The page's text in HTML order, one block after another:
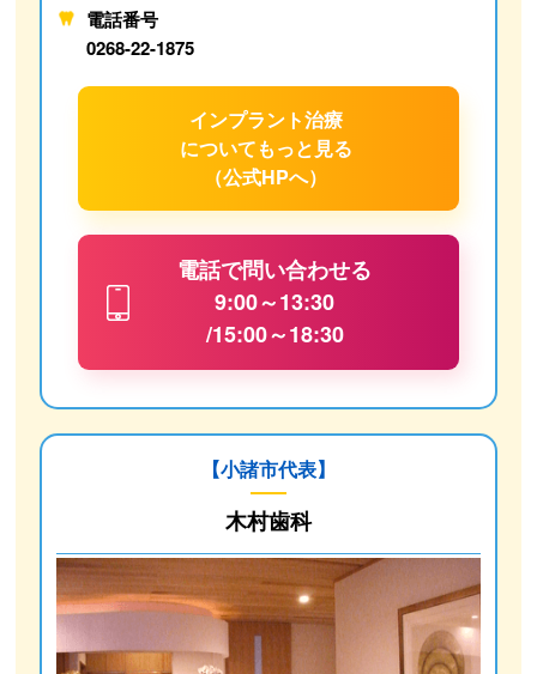
電話番号
0268-22-1875
インプラント治療
についてもっと見る
（公式HPへ）
電話で問い合わせる
9:00～13:30
/15:00～18:30
【小諸市代表】
木村歯科